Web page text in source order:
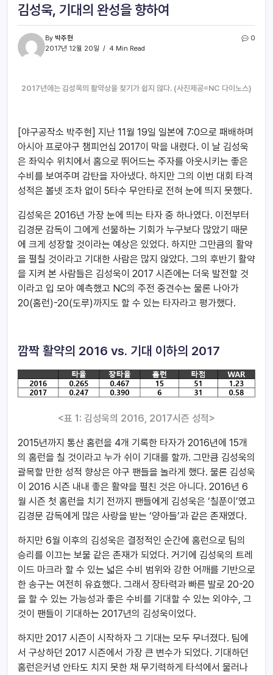
김성욱, 기대의 완성을 향하여
By 박주현
2017년 12월 20일
4 Min Read
0
2017년에는 김성욱의 활약상을 찾기가 쉽지 않다. (사진제공=NC 다이노스)
[야구공작소 박주현] 지난 11월 19일 일본에 7:0으로 패배하며
아시아 프로야구 챔피언십 2017이 막을 내렸다. 이 날 김성욱
은 좌익수 위치에서 홈으로 뛰어드는 주자를 아웃시키는 좋은
수비를 보여주며 감탄을 자아냈다. 하지만 그의 이번 대회 타격
성적은 볼넷 조차 없이 5타수 무안타로 전혀 눈에 띄지 못했다.
김성욱은 2016년 가장 눈에 띄는 타자 중 하나였다. 이전부터
김경문 감독이 그에게 선물하는 기회가 누구보다 많았기 때문
에 크게 성장할 것이라는 예상은 있었다. 하지만 그만큼의 활약
을 펼칠 것이라고 기대한 사람은 많지 않았다. 그의 후반기 활약
을 지켜 본 사람들은 김성욱이 2017 시즌에는 더욱 발전할 것
이라고 입 모아 예측했고 NC의 주전 중견수는 물론 나아가
20(홈런)-20(도루)까지도 할 수 있는 타자라고 평가했다.
깜짝 활약의 2016 vs. 기대 이하의 2017
<표 1: 김성욱의 2016, 2017시즌 성적>
2015년까지 통산 홈런을 4개 기록한 타자가 2016년에 15개
의 홈런을 칠 것이라고 누가 쉬이 기대를 할까. 그만큼 김성욱의
괄목할 만한 성적 향상은 야구 팬들을 놀라게 했다. 물론 김성욱
이 2016 시즌 내내 좋은 활약을 펼친 것은 아니다. 2016년 6
월 시즌 첫 홈런을 치기 전까지 팬들에게 김성욱은 ‘칠푼이’였고
김경문 감독에게 많은 사랑을 받는 ‘양아들’과 같은 존재였다.
하지만 6월 이후의 김성욱은 결정적인 순간에 홈런으로 팀의
승리를 이끄는 보물 같은 존재가 되었다. 거기에 김성욱의 트레
이드 마크라 할 수 있는 넓은 수비 범위와 강한 어깨를 기반으로
한 송구는 여전히 유효했다. 그래서 장타력과 빠른 발로 20-20
을 할 수 있는 가능성과 좋은 수비를 기대할 수 있는 외야수, 그
것이 팬들이 기대하는 2017년의 김성욱이었다.
하지만 2017 시즌이 시작하자 그 기대는 모두 무너졌다. 팀에
서 구상하던 2017 시즌에서 가장 큰 변수가 되었다. 기대하던
홈런은커녕 안타도 치지 못한 채 무기력하게 타석에서 물러나